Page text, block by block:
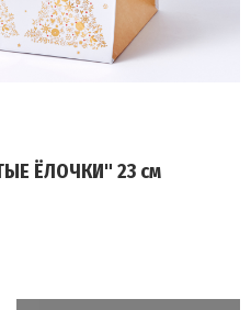
ЁЛОЧКИ" 23 см